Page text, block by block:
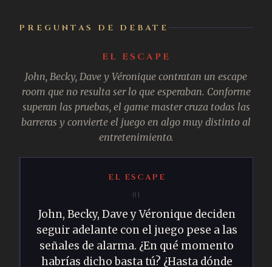
PREGUNTAS DE DEBATE
EL ESCAPE
John, Becky, Dave y Véronique contratan un escape
room que no resulta ser lo que esperaban. Conforme
superan las pruebas, el game master cruza todas las
barreras y convierte el juego en algo muy distinto al
entretenimiento.
EL ESCAPE
01
John, Becky, Dave y Véronique deciden
seguir adelante con el juego pese a las
señales de alarma. ¿En qué momento
habrías dicho basta tú? ¿Hasta dónde